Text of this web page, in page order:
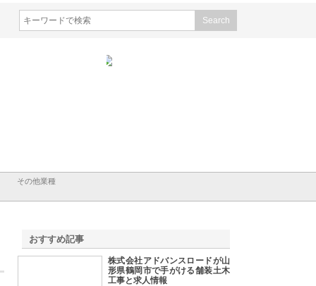
その他業種
おすすめ記事
株式会社アドバンスロードが山
形県鶴岡市で手がける舗装土木
工事と求人情報